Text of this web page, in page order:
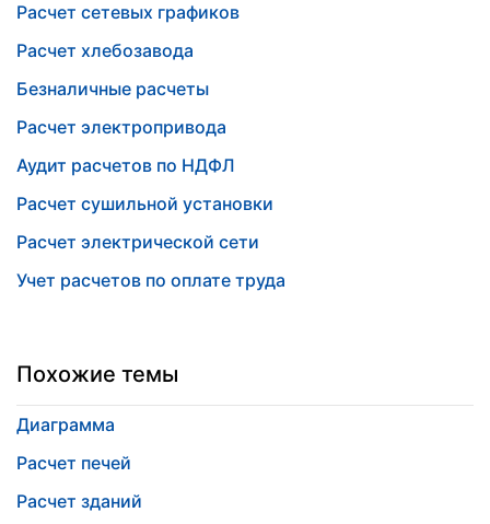
Расчет сетевых графиков
Расчет хлебозавода
Безналичные расчеты
Расчет электропривода
Аудит расчетов по НДФЛ
Расчет сушильной установки
Расчет электрической сети
Учет расчетов по оплате труда
Похожие темы
Диаграмма
Расчет печей
Расчет зданий